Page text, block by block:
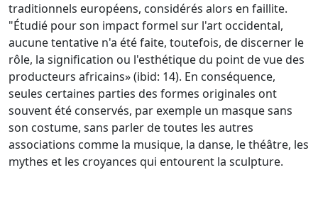
traditionnels européens, considérés alors en faillite.
"Étudié pour son impact formel sur l'art occidental,
aucune tentative n'a été faite, toutefois, de discerner le
rôle, la signification ou l'esthétique du point de vue des
producteurs africains» (ibid: 14). En conséquence,
seules certaines parties des formes originales ont
souvent été conservés, par exemple un masque sans
son costume, sans parler de toutes les autres
associations comme la musique, la danse, le théâtre, les
mythes et les croyances qui entourent la sculpture.